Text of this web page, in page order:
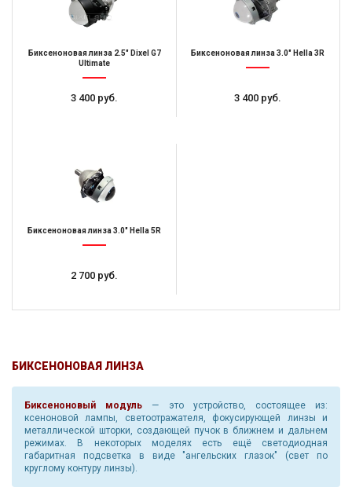
Биксеноновая линза 2.5" Dixel G7
Ultimate
3 400 руб.
Биксеноновая линза 3.0" Hella 3R
3 400 руб.
Биксеноновая линза 3.0" Hella 5R
2 700 руб.
БИКСЕНОНОВАЯ ЛИНЗА
Биксеноновый модуль — это устройство, состоящее из:
ксеноновой лампы, светоотражателя, фокусирующей линзы и
металлической шторки, создающей пучок в ближнем и дальнем
режимах. В некоторых моделях есть ещё светодиодная
габаритная подсветка в виде "ангельских глазок" (свет по
круглому контуру линзы).